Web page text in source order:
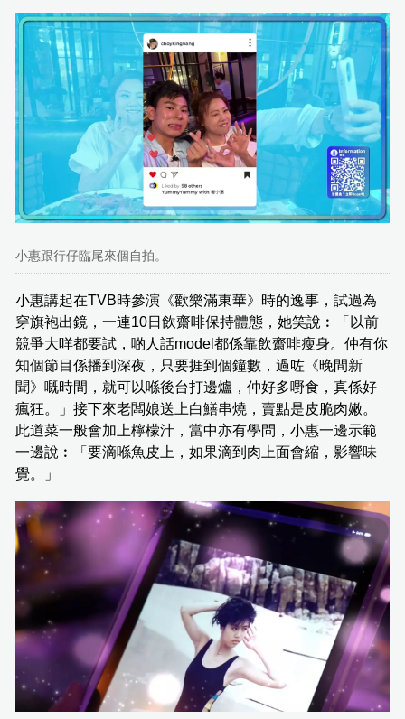
小惠跟行仔臨尾來個自拍。
小惠講起在TVB時參演《歡樂滿東華》時的逸事，試過為
穿旗袍出鏡，一連10日飲齋啡保持體態，她笑說︰「以前
競爭大咩都要試，啲人話model都係靠飲齋啡瘦身。仲有你
知個節目係播到深夜，只要捱到個鐘數，過咗《晚間新
聞》嘅時間，就可以喺後台打邊爐，仲好多嘢食，真係好
瘋狂。」接下來老闆娘送上白鱔串燒，賣點是皮脆肉嫩。
此道菜一般會加上檸檬汁，當中亦有學問，小惠一邊示範
一邊說︰「要滴喺魚皮上，如果滴到肉上面會縮，影響味
覺。」